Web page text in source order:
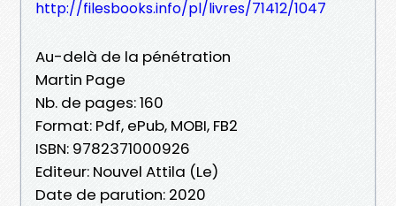
http://filesbooks.info/pl/livres/71412/1047
Au-delà de la pénétration
Martin Page
Nb. de pages: 160
Format: Pdf, ePub, MOBI, FB2
ISBN: 9782371000926
Editeur: Nouvel Attila (Le)
Date de parution: 2020